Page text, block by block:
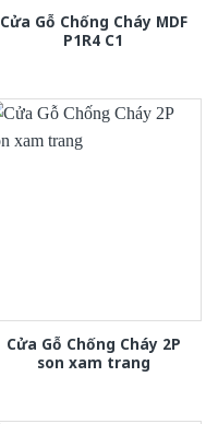
Cửa Gỗ Chống Cháy MDF
P1R4 C1
Cửa Gỗ Chống Cháy 2P
son xam trang